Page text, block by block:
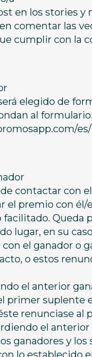
en los stories
comentar las
cumplir con la
elegido de
al
contactar con
el premio con
Queda
lugar, en su
el ganador o
o estos
el anterior
primer suplente
renunciase al
el
ganadores y
lo establecido